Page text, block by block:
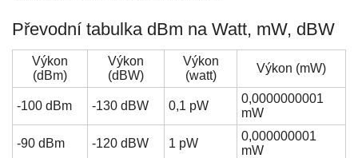
Převodní tabulka dBm na Watt, mW, dBW
Výkon
(dBm)
Výkon
(dBW)
Výkon
(watt)
Výkon (mW)
-100 dBm -130 dBW 0,1 pW
0,0000000001
mW
-90 dBm -120 dBW 1 pW
0,000000001
mW